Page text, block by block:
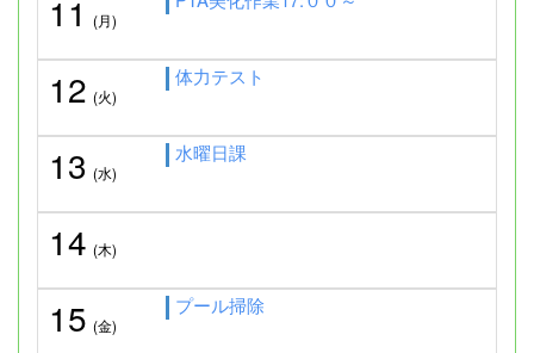
11 (月)
12 (火)
体力テスト
13 (水)
水曜日課
14 (木)
15 (金)
プール掃除